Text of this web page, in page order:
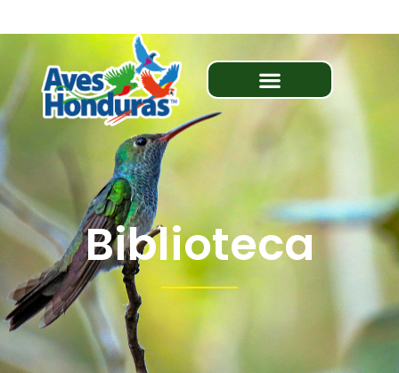
Biblioteca